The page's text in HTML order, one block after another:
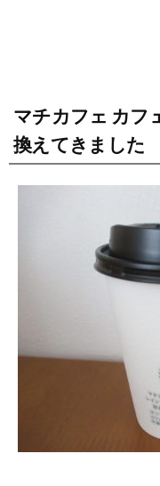
マチカフェ カフ
換えてきました